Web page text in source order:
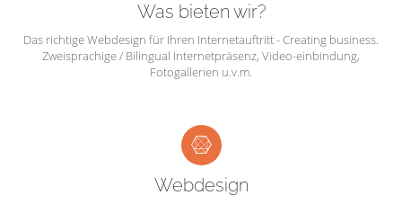
Was bieten wir?
Das richtige Webdesign für Ihren Internetauftritt - Creating business.
Zweisprachige / Bilingual Internetpräsenz, Video-einbindung,
Fotogallerien u.v.m.
Webdesign